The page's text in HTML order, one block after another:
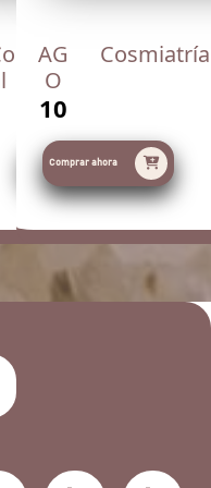
Saber más
AG
O
10
Comprar ahora